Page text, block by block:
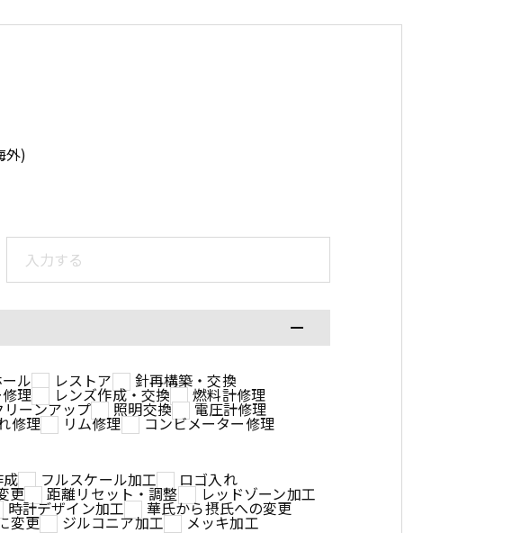
外)
ル レストア 針再構築・交換
理 レンズ作成・交換 燃料計修理
ーンアップ 照明交換 電圧計修理
修理 リム修理 コンビメーター修理
フルスケール加工 ロゴ入れ
更 距離リセット・調整 レッドゾーン加工
時計デザイン加工 華氏から摂氏への変更
変更 ジルコニア加工 メッキ加工